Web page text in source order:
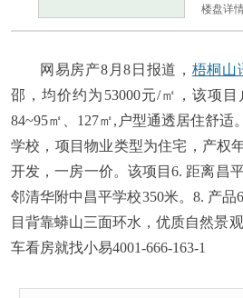
楼盘详
网易房产8月8日报道， 梧桐山
邵，均价约为53000元/㎡，该项
84~95㎡、127㎡,户型通透居住舒
学校，项目物业类型为住宅，产权
开发，一房一价。该项目6. 距离昌
邻清华附中昌平学校350米。8. 产品
目背靠蟒山三面环水，优质自然景
车看房就找小易4001-666-163-1